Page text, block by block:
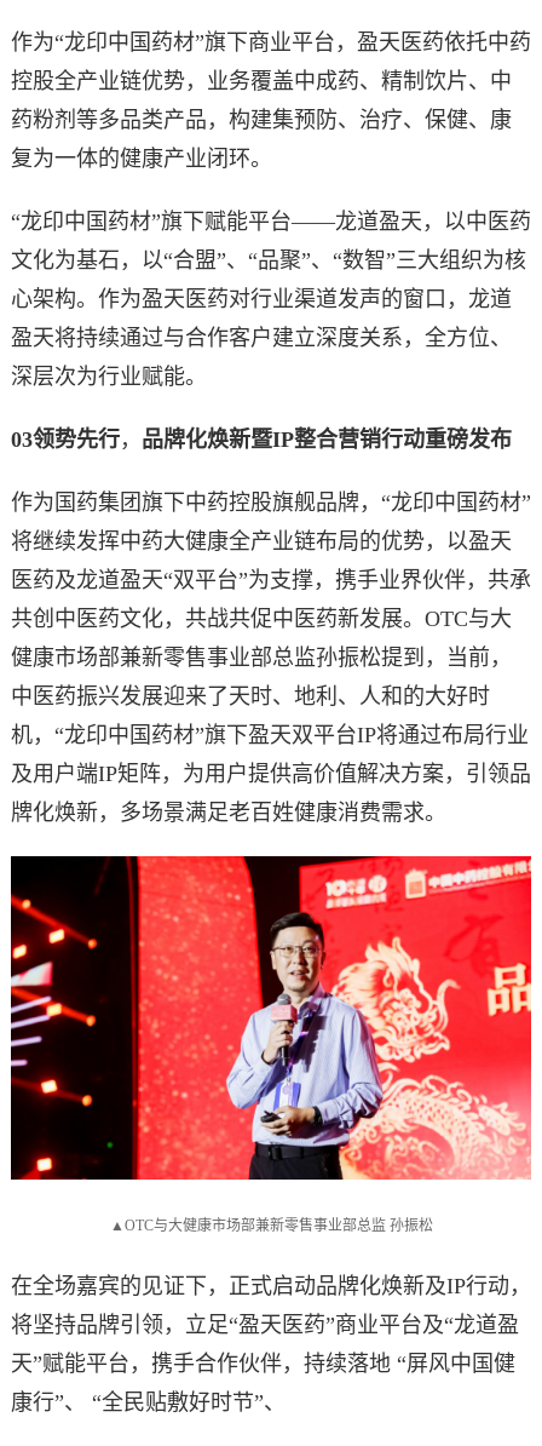
作为“龙印中国药材”旗下商业平台，盈天医药依托中药
控股全产业链优势，业务覆盖中成药、精制饮片、中
药粉剂等多品类产品，构建集预防、治疗、保健、康
复为一体的健康产业闭环。
“龙印中国药材”旗下赋能平台——龙道盈天，以中医药
文化为基石，以“合盟”、“品聚”、“数智”三大组织为核
心架构。作为盈天医药对行业渠道发声的窗口，龙道
盈天将持续通过与合作客户建立深度关系，全方位、
深层次为行业赋能。
03领势先行， 品牌化焕新暨IP整合营销行动重磅发布
作为国药集团旗下中药控股旗舰品牌，“龙印中国药材”
将继续发挥中药大健康全产业链布局的优势，以盈天
医药及龙道盈天“双平台”为支撑，携手业界伙伴，共承
共创中医药文化，共战共促中医药新发展。OTC与大
健康市场部兼新零售事业部总监孙振松提到，当前，
中医药振兴发展迎来了天时、地利、人和的大好时
机，“龙印中国药材”旗下盈天双平台IP将通过布局行业
及用户端IP矩阵，为用户提供高价值解决方案，引领品
牌化焕新，多场景满足老百姓健康消费需求。
▲OTC与大健康市场部兼新零售事业部总监 孙振松
在全场嘉宾的见证下，正式启动品牌化焕新及IP行动，
将坚持品牌引领，立足“盈天医药”商业平台及“龙道盈
天”赋能平台，携手合作伙伴，持续落地 “屏风中国健
康行”、 “全民贴敷好时节”、